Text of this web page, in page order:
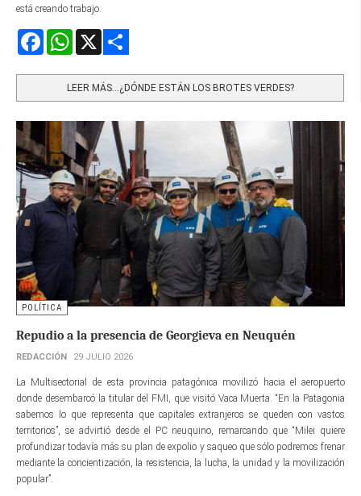
está creando trabajo.
FacebookWhatsApp
LEER MÁS…¿DÓNDE ESTÁN LOS BROTES VERDES?
POLÍTICA
Repudio a la presencia de Georgieva en Neuquén
REDACCIÓN 29 JULIO 2026
La Multisectorial de esta provincia patagónica movilizó hacia el aeropuerto
donde desembarcó la titular del FMI, que visitó Vaca Muerta. “En la Patagonia
sabemos lo que representa que capitales extranjeros se queden con vastos
territorios”, se advirtió desde el PC neuquino, remarcando que “Milei quiere
profundizar todavía más su plan de expolio y saqueo que sólo podremos frenar
mediante la concientización, la resistencia, la lucha, la unidad y la movilización
popular”.